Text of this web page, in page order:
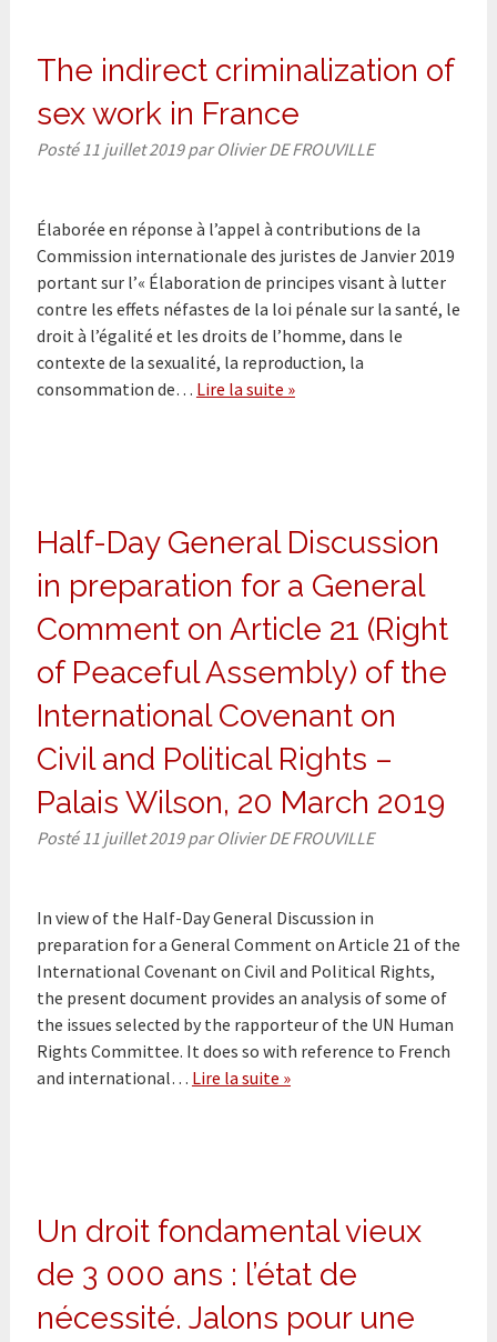
The indirect criminalization of
sex work in France
Posté 11 juillet 2019 par Olivier DE FROUVILLE
Élaborée en réponse à l’appel à contributions de la
Commission internationale des juristes de Janvier 2019
portant sur l’« Élaboration de principes visant à lutter
contre les effets néfastes de la loi pénale sur la santé, le
droit à l’égalité et les droits de l’homme, dans le
contexte de la sexualité, la reproduction, la
consommation de… Lire la suite »
Half-Day General Discussion
in preparation for a General
Comment on Article 21 (Right
of Peaceful Assembly) of the
International Covenant on
Civil and Political Rights –
Palais Wilson, 20 March 2019
Posté 11 juillet 2019 par Olivier DE FROUVILLE
In view of the Half-Day General Discussion in
preparation for a General Comment on Article 21 of the
International Covenant on Civil and Political Rights,
the present document provides an analysis of some of
the issues selected by the rapporteur of the UN Human
Rights Committee. It does so with reference to French
and international… Lire la suite »
Un droit fondamental vieux
de 3 000 ans : l’état de
nécessité. Jalons pour une